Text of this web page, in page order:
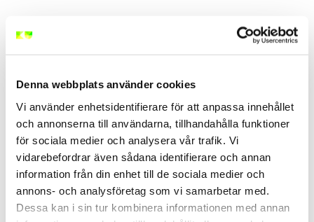
Denna webbplats använder cookies
Vi använder enhetsidentifierare för att anpassa innehållet
och annonserna till användarna, tillhandahålla funktioner
för sociala medier och analysera vår trafik. Vi
vidarebefordrar även sådana identifierare och annan
information från din enhet till de sociala medier och
annons- och analysföretag som vi samarbetar med.
Dessa kan i sin tur kombinera informationen med annan
Utbildningen Slutna utrymmen
behandlar framförallt följande
punkter:
Begreppet slutna utrymmen och dess olika
miljöer
Lagar och regler
Utrustning och skyltning
Risker, riskanalys och räddningsinsats